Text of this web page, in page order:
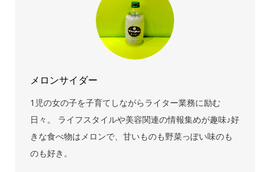
メロンサイダー
1児の女の子を子育てしながらライター業務に励む
日々。 ライフスタイルや美容関連の情報集めが趣味♪好
きな食べ物はメロンで、甘いものも野菜っぽい味のも
のも好き。